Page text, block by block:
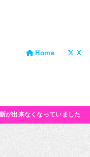
Home X
が出来なくなっていました